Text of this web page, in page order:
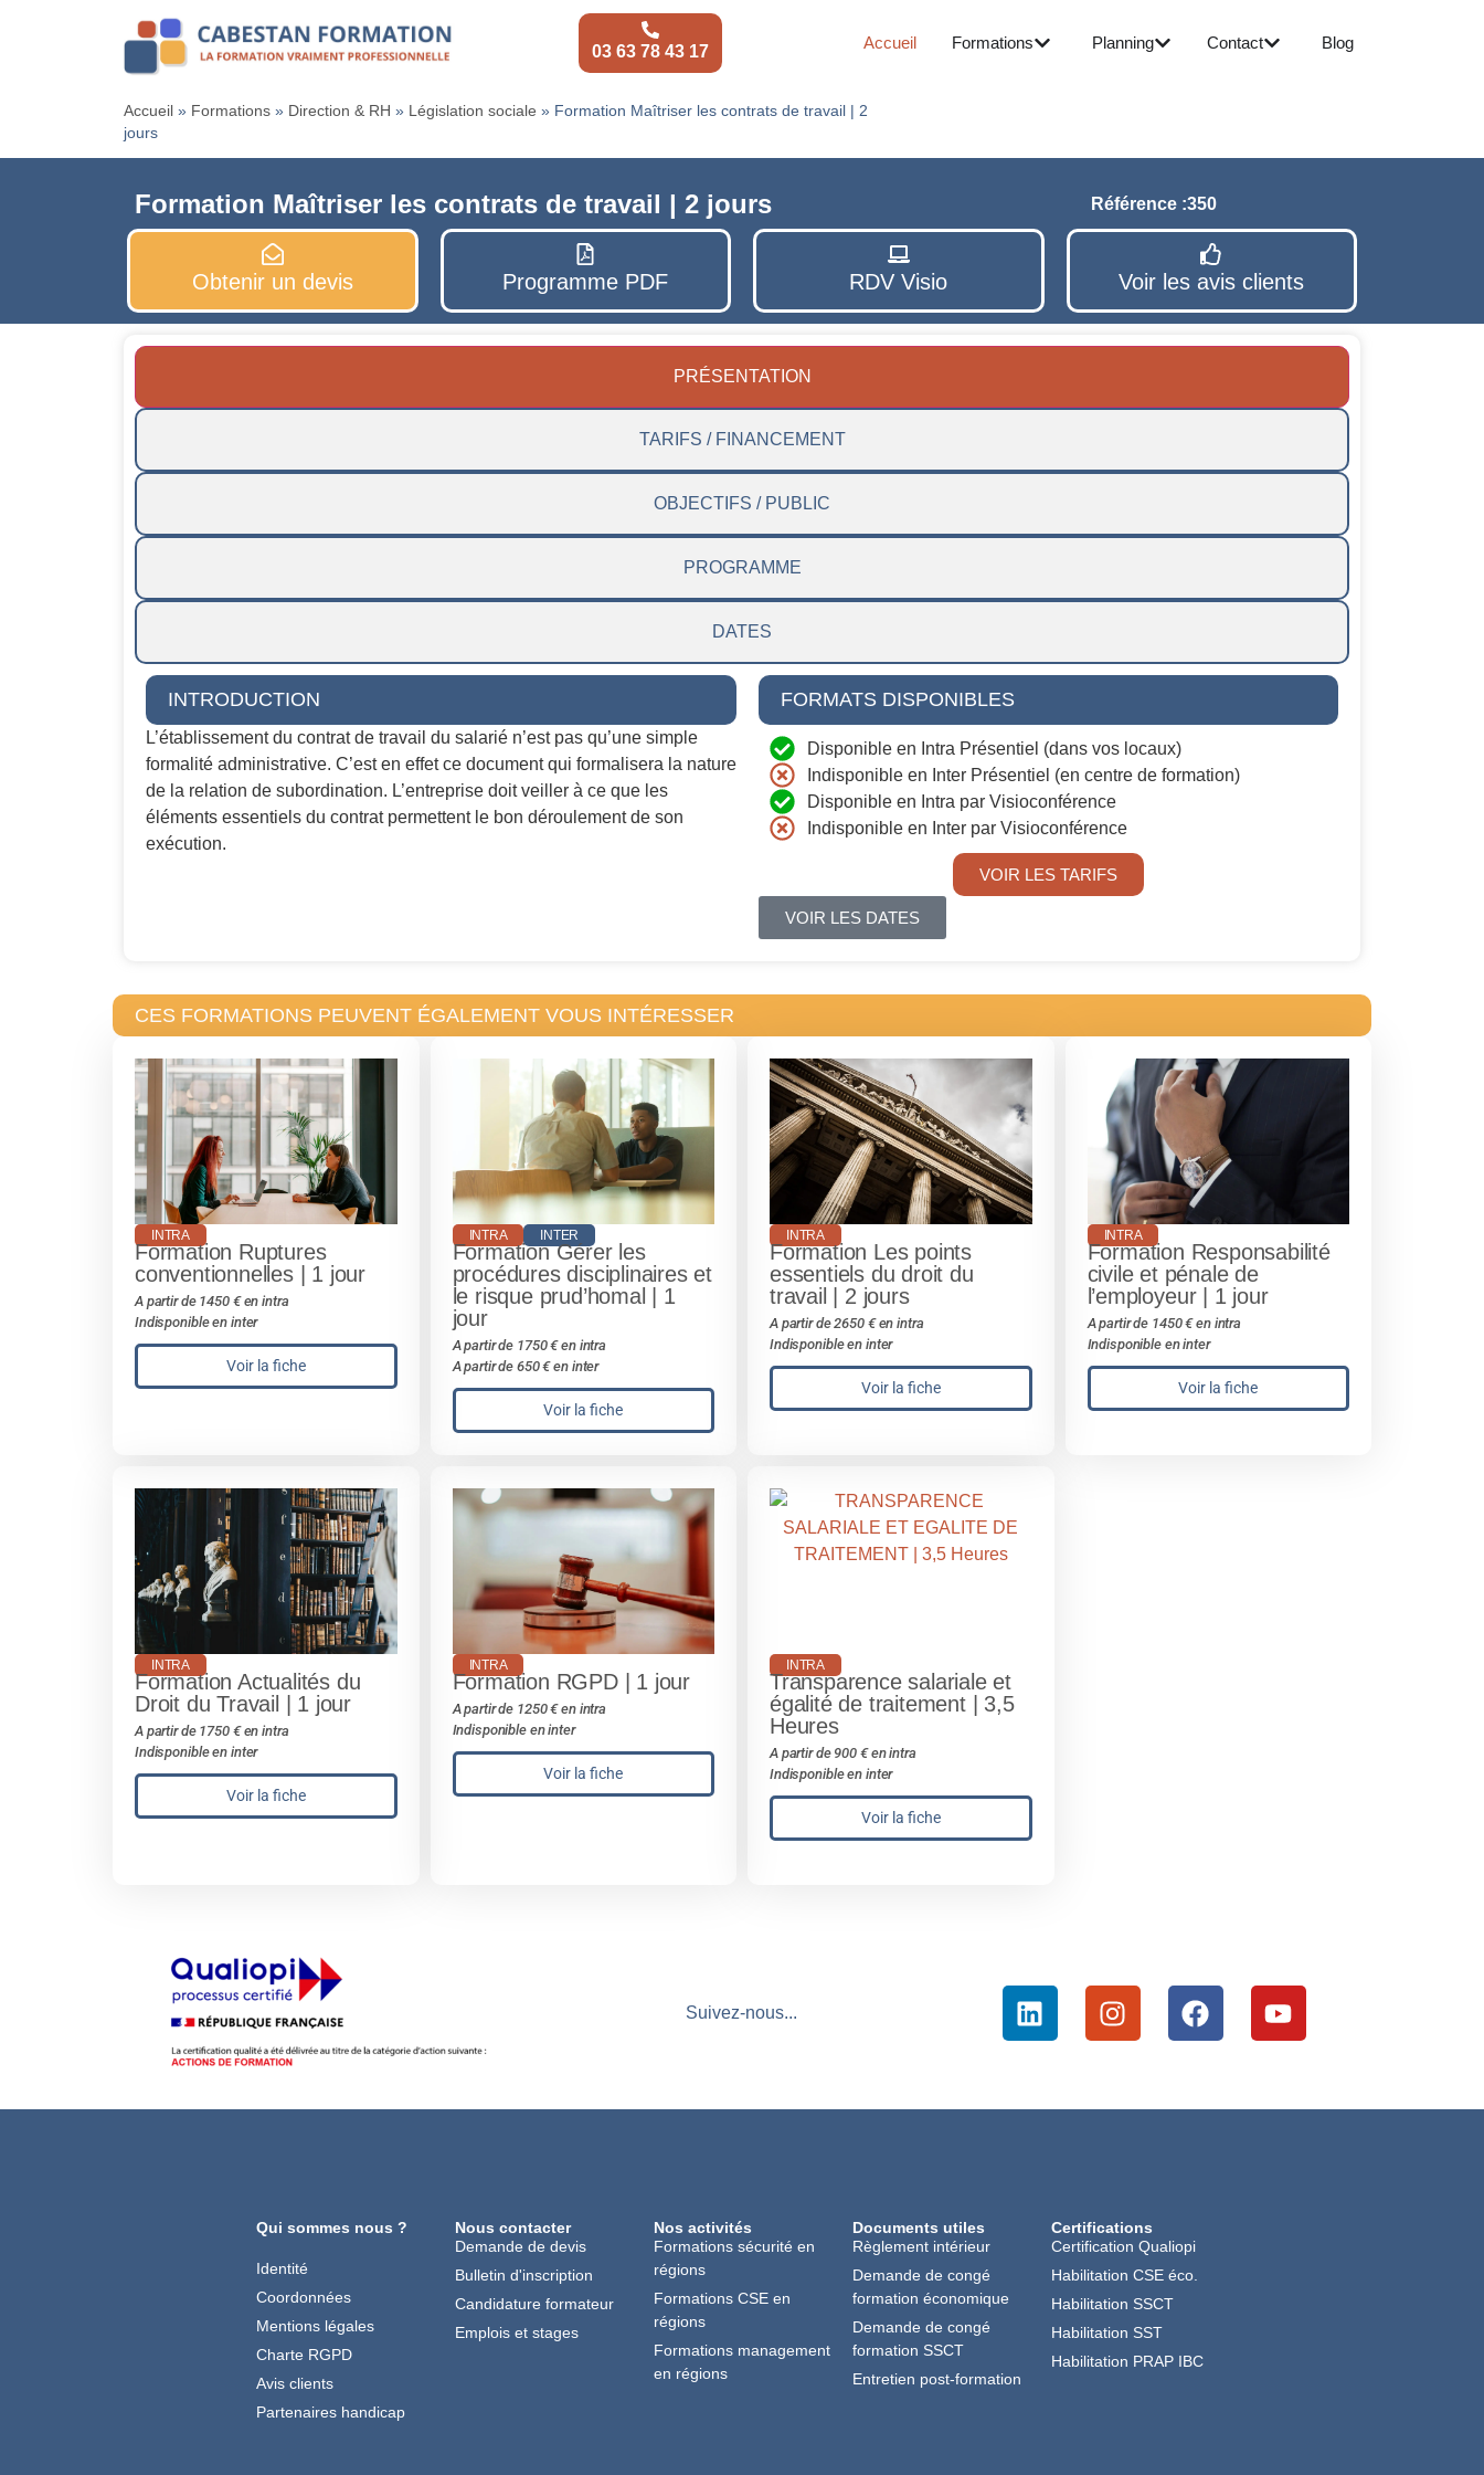
03 63 78 43 17 Accueil Formations Planning Contact Blog
Accueil » Formations » Direction & RH » Législation sociale » Formation Maîtriser les contrats de travail | 2
jours
Formation Maîtriser les contrats de travail | 2 jours Référence :350
Obtenir un devis Programme PDF RDV Visio Voir les avis clients
PRÉSENTATION
TARIFS / FINANCEMENT
OBJECTIFS / PUBLIC
PROGRAMME
DATES
INTRODUCTION
L’établissement du contrat de travail du salarié n’est pas qu’une simple
formalité administrative. C’est en effet ce document qui formalisera la nature
de la relation de subordination. L’entreprise doit veiller à ce que les
éléments essentiels du contrat permettent le bon déroulement de son
exécution.
FORMATS DISPONIBLES
Disponible en Intra Présentiel (dans vos locaux)
Indisponible en Inter Présentiel (en centre de formation)
Disponible en Intra par Visioconférence
Indisponible en Inter par Visioconférence
VOIR LES TARIFS
VOIR LES DATES
CES FORMATIONS PEUVENT ÉGALEMENT VOUS INTÉRESSER
INTRA
Formation Ruptures
conventionnelles | 1 jour
A partir de 1450 € en intra
Indisponible en inter
Voir la fiche
INTRA INTER
Formation Gérer les
procédures disciplinaires et
le risque prud’homal | 1
jour
A partir de 1750 € en intra
A partir de 650 € en inter
Voir la fiche
INTRA
Formation Les points
essentiels du droit du
travail | 2 jours
A partir de 2650 € en intra
Indisponible en inter
Voir la fiche
INTRA
Formation Responsabilité
civile et pénale de
l’employeur | 1 jour
A partir de 1450 € en intra
Indisponible en inter
Voir la fiche
INTRA
Formation Actualités du
Droit du Travail | 1 jour
A partir de 1750 € en intra
Indisponible en inter
Voir la fiche
INTRA
Formation RGPD | 1 jour
A partir de 1250 € en intra
Indisponible en inter
Voir la fiche
INTRA
Transparence salariale et
égalité de traitement | 3,5
Heures
A partir de 900 € en intra
Indisponible en inter
Voir la fiche
Suivez-nous...
Qui sommes nous ?
Identité
Coordonnées
Mentions légales
Charte RGPD
Avis clients
Partenaires handicap
Nous contacter
Demande de devis
Bulletin d'inscription
Candidature formateur
Emplois et stages
Nos activités
Formations sécurité en
régions
Formations CSE en
régions
Formations management
en régions
Documents utiles
Règlement intérieur
Demande de congé
formation économique
Demande de congé
formation SSCT
Entretien post-formation
Certifications
Certification Qualiopi
Habilitation CSE éco.
Habilitation SSCT
Habilitation SST
Habilitation PRAP IBC